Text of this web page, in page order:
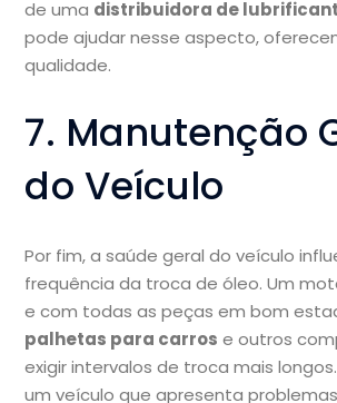
de uma distribuidora de
pode ajudar nesse aspecto,
qualidade.
7. Manutenção
do Veículo
Por fim, a saúde geral do veículo
frequência da troca de óleo. Um
e com todas as peças em bom
palhetas para carros e outros
exigir intervalos de troca mais
um veículo que apresenta